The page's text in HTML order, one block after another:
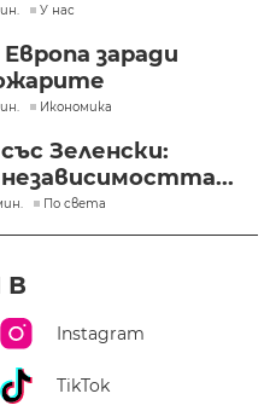
У нас
заради
Икономика
Зеленски:
По света
В
Instagram
TikTok